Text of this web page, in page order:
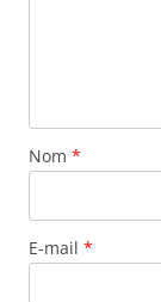
Nom *
E-mail *